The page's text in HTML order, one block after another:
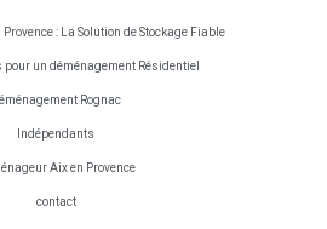
: La Solution de Stockage Fiable
pour un déménagement Résidentiel
Rognac
Indépendants
Aix en Provence
contact